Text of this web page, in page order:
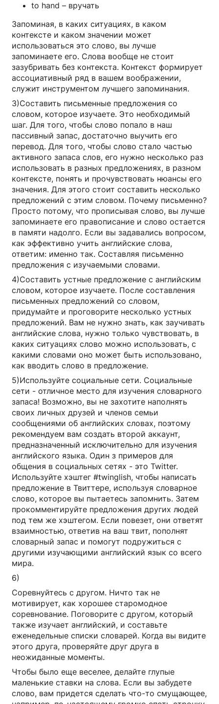
to hand – вручать
Запоминая, в каких ситуациях, в каком
контексте и каком значении может
использоваться это слово, вы лучше
запоминаете его. Слова вообще не стоит
зазубривать без контекста. Контекст формирует
ассоциативный ряд в вашем воображении,
служит инструментом лучшего запоминания.
3)Составить письменные предложения со
словом, которое изучаете. Это необходимый
шаг. Для того, чтобы слово попало в наш
пассивный запас, достаточно выучить его
перевод. Для того, чтобы слово стало частью
активного запаса слов, его нужно несколько раз
использовать в разных предложениях, в разном
контексте, понять и прочувствовать нюансы его
значения. Для этого стоит составить несколько
предложений с этим словом. Почему письменно?
Просто потому, что прописывая слово, вы лучше
запоминаете его правописание и слово остается
в памяти надолго. Если вы задавались вопросом,
как эффективно учить английские слова,
ответим: именно так. Составляя письменно
предложения с изучаемыми словами.
4)Составить устные предложение с английским
словом, которое изучаете. После составления
письменных предложений со словом,
придумайте и проговорите несколько устных
предложений. Вам не нужно знать, как заучивать
английские слова, нужно только чувствовать, в
каких ситуациях слово можно использовать, с
какими словами оно может быть использовано,
как вводить слово в предложение.
5)Используйте социальные сети. Социальные
сети - отличное место для изучения словарного
запаса! Возможно, вы не захотите наполнять
своих личных друзей и членов семьи
сообщениями об английских словах, поэтому
рекомендуем вам создать второй аккаунт,
предназначенный исключительно для изучения
английского языка. Один з примеров для
общения в социальных сетях - это Twitter.
Используйте хэштег #twinglish, чтобы написать
предложение в Твиттере, используя словарное
слово, которое вы пытаетесь запомнить. Затем
прокомментируйте предложения других людей
под тем же хэштегом. Если повезет, они ответят
взаимностью, ответив на ваш твит, пополнят
словарный запас и помогут подружиться с
другими изучающими английский язык со всего
мира.
6)
Соревнуйтесь с другом. Ничто так не
мотивирует, как хорошее старомодное
соревнование. Поговорите с другом, который
также изучает английский, и составьте
еженедельные списки словарей. Когда вы видите
этого друга, проверяйте друг друга в
неожиданные моменты.
Чтобы было еще веселее, делайте глупые
маленькие ставки на слова. Если вы забудете
слово, вам придется сделать что-то смущающее,